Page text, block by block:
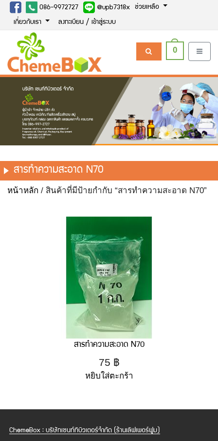
086-9972727 @upb7318x ช่วยเหลือ
เกี่ยวกับเรา ลงทะเบียน / เข้าสู่ระบบ
0
สารทำความสะอาด N70
หน้าหลัก / สินค้าที่มีป้ายกำกับ “สารทำความสะอาด N70”
สารทำความสะอาด N70
75 ฿
หยิบใส่ตะกร้า
ChemeBox : บริษัทเซนท์ทิบิวเตอร์จำกัด (ร้านเลิฟเพอร์ฟูม)